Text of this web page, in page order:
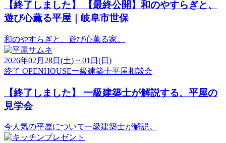
【終了しました】
【最終公開】和のやすらぎと、
遊び心薫る平屋｜岐阜市世保
和のやすらぎと、遊び心薫る家。
2026年02月28日(土) ~ 01日(日)
終了 OPENHOUSE一級建築士平屋相談会
【終了しました】
一級建築士が解説する、平屋の
見学会
今人気の平屋について一級建築士が解説。